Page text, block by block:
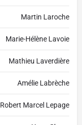
Martin Laroche
Marie-Hélène Lavoie
Mathieu Laverdière
Amélie Labrèche
Robert Marcel Lepage